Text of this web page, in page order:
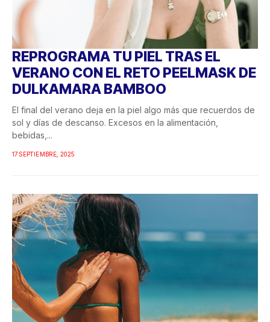
REPROGRAMA TU PIEL TRAS EL
VERANO CON EL RETO PEELMASK DE
DULKAMARA BAMBOO
El final del verano deja en la piel algo más que recuerdos de
sol y días de descanso. Excesos en la alimentación,
bebidas,...
17 SEPTIEMBRE, 2025